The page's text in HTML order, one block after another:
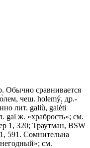
Обычно сравнивается
чеш. holemý, др.-
лит. galiù, galė́ti
gal ж. «храбрость»; см.
1, 320; Траутман, BSW
591. Сомнительна
см.